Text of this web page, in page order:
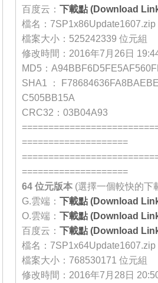
百度云：下載點 (Download
檔名：7SP1x86Update1607.zip
檔案大小：525242339 位元組
修改時間：2016年7月26日
MD5：
SHA1：
C505BB15A
CRC32：03B04A93
====================
====================
64 位元版本 (選擇一個較快的下
G.雲端：下載點 (Download
O.雲端：下載點 (Download
百度云：下載點 (Download
檔名：7SP1x64Update1607.zip
檔案大小：768530171 位元組
修改時間：2016年7月28日